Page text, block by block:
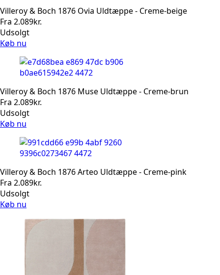
Villeroy & Boch 1876 Ovia Uldtæppe - Creme-beige
Fra 2.089kr.
Udsolgt
Køb nu
Villeroy & Boch 1876 Muse Uldtæppe - Creme-brun
Fra 2.089kr.
Udsolgt
Køb nu
Villeroy & Boch 1876 Arteo Uldtæppe - Creme-pink
Fra 2.089kr.
Udsolgt
Køb nu